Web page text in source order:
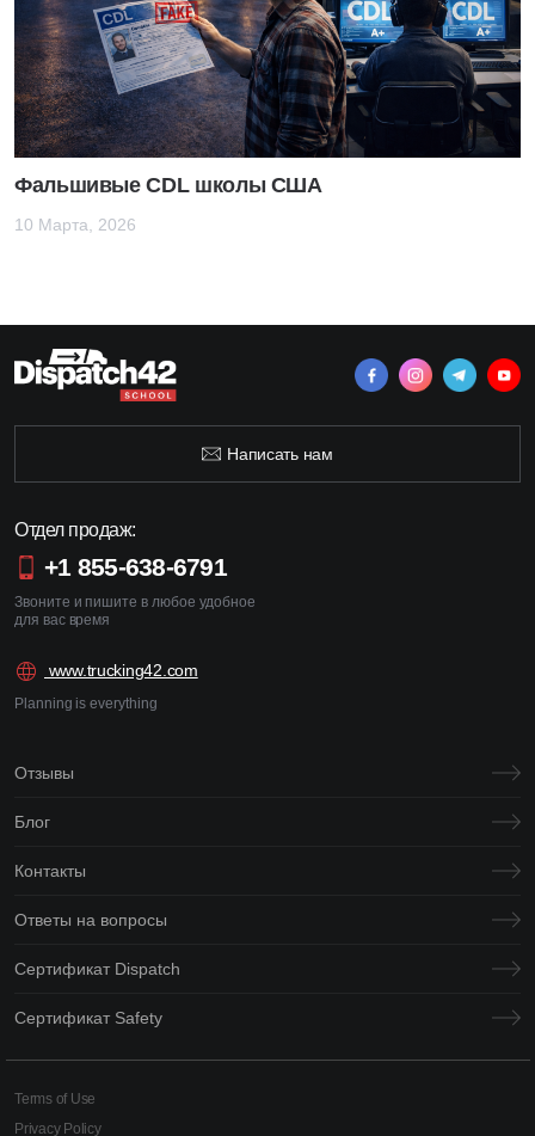
Фальшивые CDL школы США
10 Марта, 2026
Написать нам
Отдел продаж:
+1 855-638-6791
Звоните и пишите в любое удобное
для вас время
www.trucking42.com
Planning is everything
Отзывы
Блог
Контакты
Ответы на вопросы
Сертификат Dispatch
Сертификат Safety
Terms of Use
Privacy Policy